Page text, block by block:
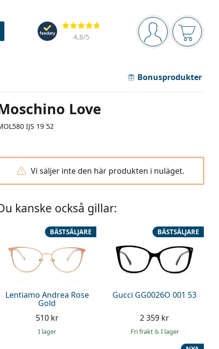
Navigeringsmeny
Du är inloggad
Recensioner
4,8/5
Bonusprodukter
Love
IJS 19 52
Vi säljer inte den här produkten i nuläget.
kanske också gillar:
Lentiamo Andrea Rose
Gold
BÄSTSÄLJARE
510 kr
I lager
Gucci GG0026O 001 53
BÄSTSÄLJARE
2 359 kr
Fri frakt& I lager